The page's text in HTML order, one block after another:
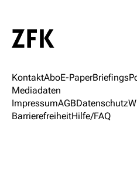
KontaktAboE-PaperBriefings
Mediadaten
ImpressumAGBDatenschutz
BarrierefreiheitHilfe/FAQ